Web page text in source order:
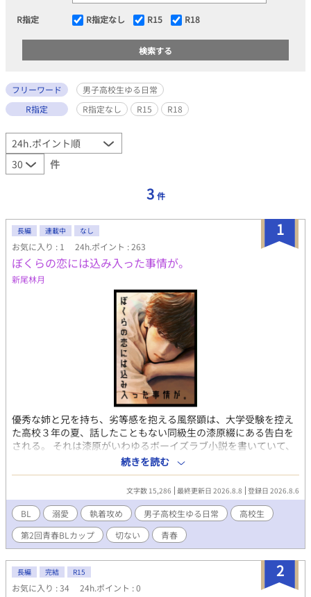
R指定 R指定なし R15 R18
フリーワード
男子高校生ゆる日常
R指定
R指定なし R15 R18
件
3 件
1
長編 連載中 なし
お気に入り : 1 24h.ポイント : 263
ぼくらの恋には込み入った事情が。
新尾林月
優秀な姉と兄を持ち、劣等感を抱える風祭顕は、大学受験を控え
た高校３年の夏、話したこともない同級生の漆原綴にある告白を
される。 それは漆原がいわゆるボーイズラブ小説を書いていて、
登場人物のモデルが風祭だということ。 作品が漫画化され、さら
にドラマ化もすでに決まっているという話をにわかには信じられ
ない風祭だったが、漆原が書いた小説を読んでいくうちに、擽っ
たいような気まずいような奇妙な気持ちを抱くようになる。 自分
の特徴がさりげなく反映された登場人物を見ているうちに、漆原
に恋愛感情を持たれているのではないかと感じる風祭だった
が……
続きを読む
文字数 15,286 最終更新日 2026.8.8 登録日 2026.8.6
BL 溺愛 執着攻め 男子高校生ゆる日常
高校生
第2回青春BLカップ
切ない 青春
2
長編 完結 R15
お気に入り : 34 24h.ポイント : 0